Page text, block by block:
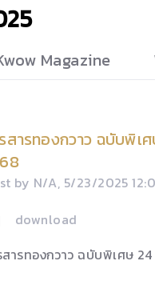
Magazine
สารทองกวาว ฉบับพิเ
by N/A, 5/23/2025
download
สารทองกวาว ฉบับพิเศษ